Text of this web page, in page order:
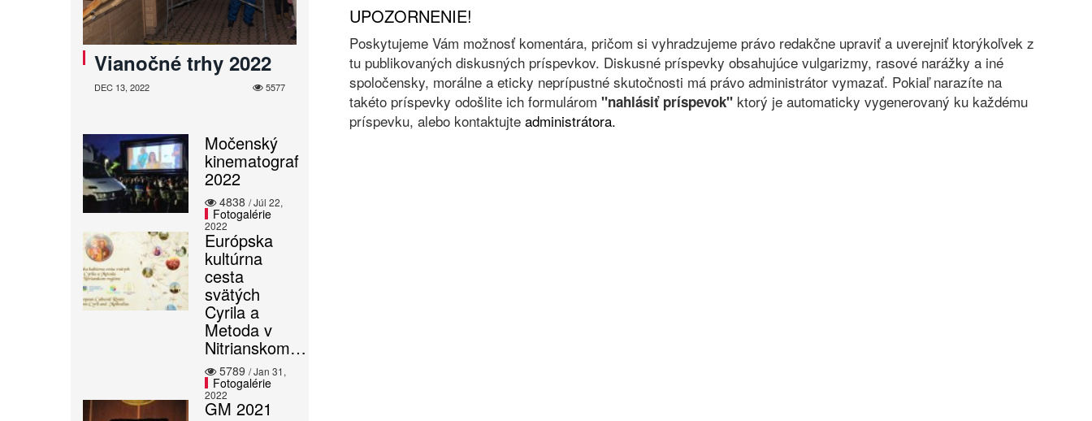
UPOZORNENIE!
Poskytujeme Vám možnosť komentára, pričom si vyhradzujeme právo redakčne upraviť a uverejniť ktorýkoľvek z
tu publikovaných diskusných príspevkov. Diskusné príspevky obsahujúce vulgarizmy, rasové narážky a iné
spoločensky, morálne a eticky neprípustné skutočnosti má právo administrátor vymazať. Pokiaľ narazíte na
takéto príspevky odošlite ich formulárom "nahlásiť príspevok"ktorý je automaticky vygenerovaný ku každému
príspevku, alebo kontaktujte administrátora.
Vianočné trhy 2022
5577
DEC 13, 2022
Močenský
kinematograf
2022
4838
Fotogalérie
/ Júl 22,
2022
Európska
kultúrna
cesta
svätých
Cyrila a
Metoda v
Nitrianskom…
5789
Fotogalérie
/ Jan 31,
2022
GM 2021